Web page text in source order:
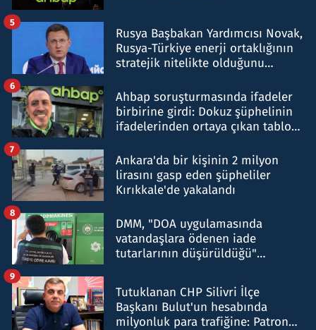
Rusya Başbakan Yardımcısı Novak,
Rusya-Türkiye enerji ortaklığının
stratejik nitelikte olduğunu
5
Ahbap soruşturmasında ifadeler
birbirine girdi: Dokuz şüphelinin
ifadelerinden ortaya çıkan tablo
6
Ankara'da bir kişinin 2 milyon
lirasını gasp eden şüpheliler
Kırıkkale'de yakalandı
7
DMM, "DOA uygulamasında
vatandaşlara ödenen iade
tutarlarının düşürüldüğü"
8
Tutuklanan CHP Silivri İlçe
Başkanı Bulut'un hesabında
milyonluk para trafiğine: Patron
9